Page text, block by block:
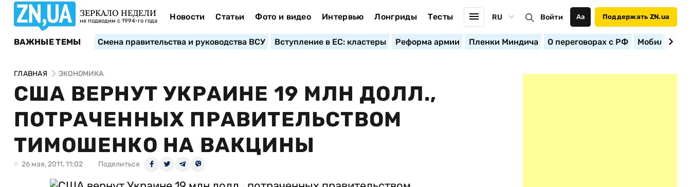
ЗЕРКАЛО НЕДЕЛИ
не подводим с 1994-го года Новости Статьи Фото и видео Интервью Лонгриды Тесты RU Войти Аа Поддержать ZN.ua
ВАЖНЫЕ ТЕМЫ Смена правительства и руководства ВСУ Вступление в ЕС: кластеры Реформа армии Пленки Миндича О переговорах с РФ
ГЛАВНАЯ ЭКОНОМИКА
США ВЕРНУТ УКРАИНЕ 19 МЛН ДОЛЛ.,
ПОТРАЧЕННЫХ ПРАВИТЕЛЬСТВОМ
ТИМОШЕНКО НА ВАКЦИНЫ
26 мая, 2011, 11:02 Поделиться